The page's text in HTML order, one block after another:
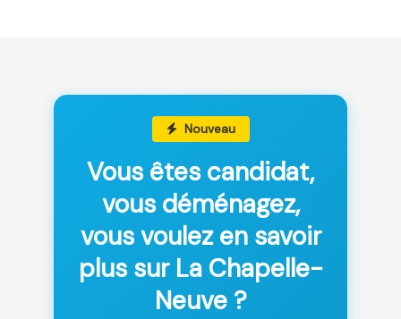
Nouveau
Vous êtes candidat,
vous déménagez,
vous voulez en savoir
plus sur La Chapelle-
Neuve ?